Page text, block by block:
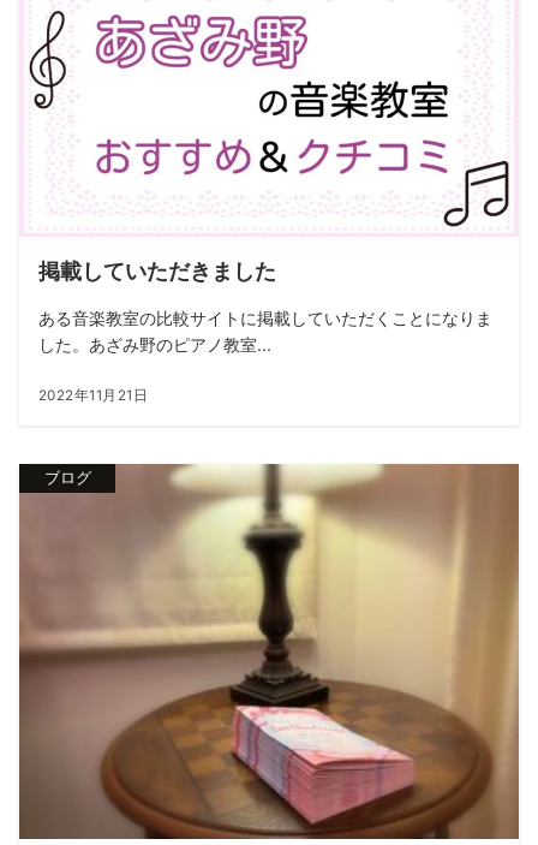
掲載していただきました
ある音楽教室の比較サイトに掲載していただくことになりま
した。あざみ野のピアノ教室...
2022年11月21日
ブログ